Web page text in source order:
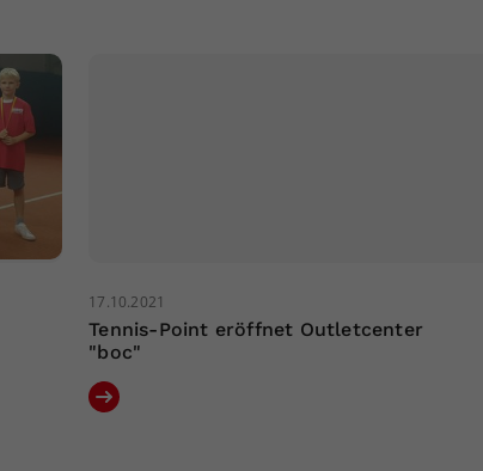
17.10.2021
Tennis-Point eröffnet Outletcenter
"boc"